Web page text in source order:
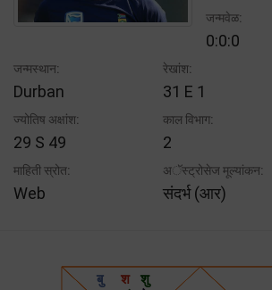
जन्मवेळ:
0:0:0
जन्मस्थान:
Durban
रेखांश:
31 E 1
ज्योतिष अक्षांश:
29 S 49
काल विभाग:
2
माहिती स्रोत:
Web
अॅस्ट्रोसेज मूल्यांकन:
संदर्भ (आर)